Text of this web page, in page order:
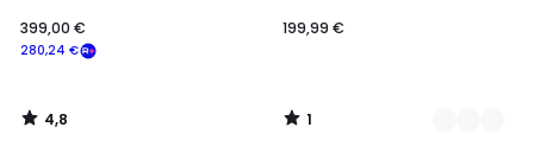
280,24 €
399,00 €
4,8
/
199,99 €
1
/